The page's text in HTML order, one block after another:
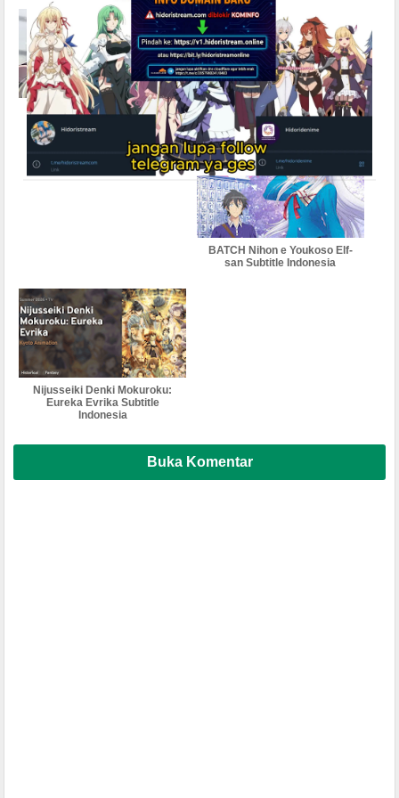
NieR Automata Ver1.1a
subtitle indonesia English
Malaysia Vietnam thailand
softsub multi sub
Niwatori Fighter Subtitle
Indonesia
BATCH Nihon e Youkoso Elf-
san Subtitle Indonesia
Nijusseiki Denki Mokuroku:
Eureka Evrika Subtitle
Indonesia
Buka Komentar